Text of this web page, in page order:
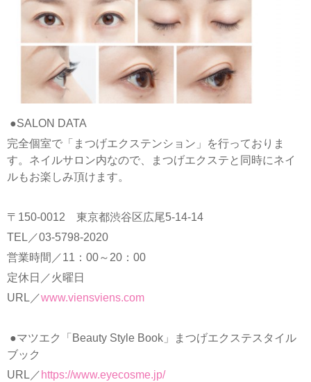
●SALON DATA
完全個室で「まつげエクステンション」を行っておりま
す。ネイルサロン内なので、まつげエクステと同時にネイ
ルもお楽しみ頂けます。
〒150-0012 東京都渋谷区広尾5-14-14
TEL／03-5798-2020
営業時間／11：00～20：00
定休日／火曜日
URL／www.viensviens.com
●マツエク「Beauty Style Book」まつげエクステスタイル
ブック
URL／https://www.eyecosme.jp/